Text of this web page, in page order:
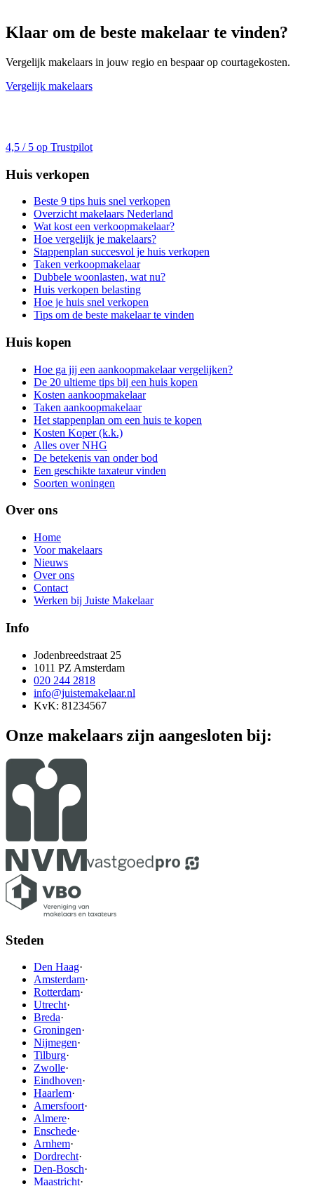
Klaar om de beste makelaar te vinden?
Vergelijk makelaars in jouw regio en bespaar op courtagekosten.
Vergelijk makelaars
4,5 / 5 op Trustpilot
Huis verkopen
Beste 9 tips huis snel verkopen
Overzicht makelaars Nederland
Wat kost een verkoopmakelaar?
Hoe vergelijk je makelaars?
Stappenplan succesvol je huis verkopen
Taken verkoopmakelaar
Dubbele woonlasten, wat nu?
Huis verkopen belasting
Hoe je huis snel verkopen
Tips om de beste makelaar te vinden
Huis kopen
Hoe ga jij een aankoopmakelaar vergelijken?
De 20 ultieme tips bij een huis kopen
Kosten aankoopmakelaar
Taken aankoopmakelaar
Het stappenplan om een huis te kopen
Kosten Koper (k.k.)
Alles over NHG
De betekenis van onder bod
Een geschikte taxateur vinden
Soorten woningen
Over ons
Home
Voor makelaars
Nieuws
Over ons
Contact
Werken bij Juiste Makelaar
Info
Jodenbreedstraat 25
1011 PZ Amsterdam
020 244 2818
info@juistemakelaar.nl
KvK: 81234567
Onze makelaars zijn aangesloten bij:
Steden
Den Haag·
Amsterdam·
Rotterdam·
Utrecht·
Breda·
Groningen·
Nijmegen·
Tilburg·
Zwolle·
Eindhoven·
Haarlem·
Amersfoort·
Almere·
Enschede·
Arnhem·
Dordrecht·
Den-Bosch·
Maastricht·